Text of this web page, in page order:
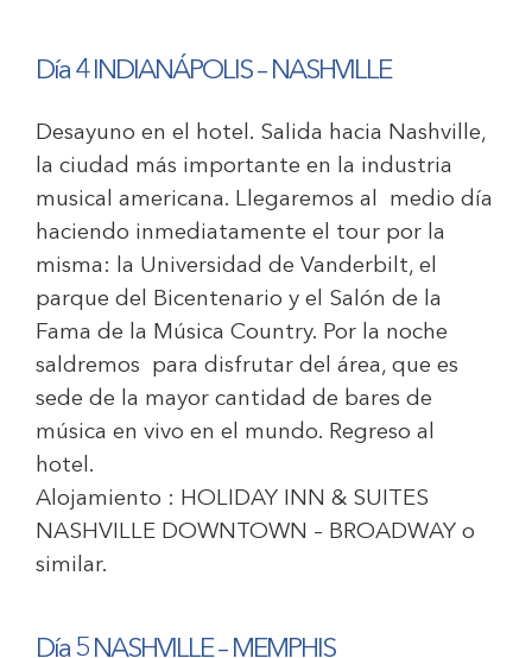
Día 4 INDIANÁPOLIS – NASHVILLE
Desayuno en el hotel. Salida hacia Nashville,
la ciudad más importante en la industria
musical americana. Llegaremos al medio día
haciendo inmediatamente el tour por la
misma: la Universidad de Vanderbilt, el
parque del Bicentenario y el Salón de la
Fama de la Música Country. Por la noche
saldremos para disfrutar del área, que es
sede de la mayor cantidad de bares de
música en vivo en el mundo. Regreso al
hotel.
Alojamiento : HOLIDAY INN & SUITES
NASHVILLE DOWNTOWN – BROADWAY o
similar.
Día 5 NASHVILLE – MEMPHIS